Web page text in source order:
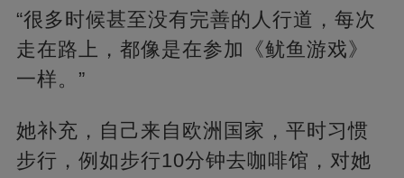
“很多时候甚至没有完善的人行道，每次
走在路上，都像是在参加《鱿鱼游戏》
一样。”
她补充，自己来自欧洲国家，平时习惯
步行，例如步行10分钟去咖啡馆，对她